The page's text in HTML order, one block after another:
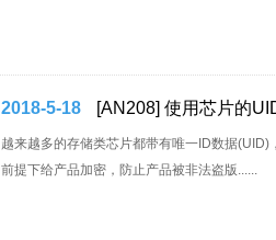
2018-5-18 [AN208] 使用芯片的
越来越多的存储类芯片都带有唯一ID数据
前提下给产品加密，防止产品被非法盗版......